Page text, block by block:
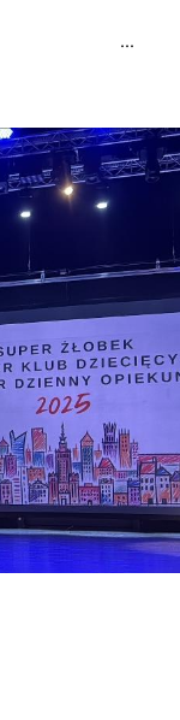
···